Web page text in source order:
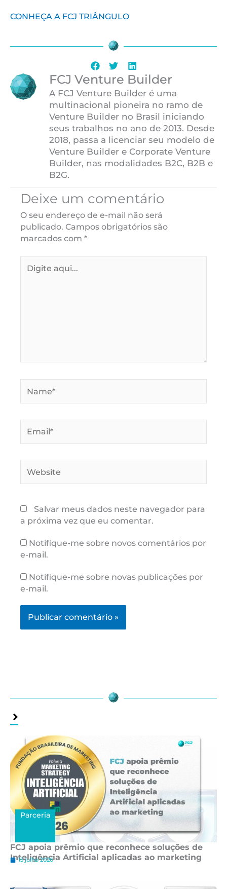
CONHEÇA A FCJ TRIÂNGULO
FCJ Venture Builder
A FCJ Venture Builder é uma
multinacional pioneira no ramo de
Venture Builder no Brasil iniciando
seus trabalhos no ano de 2013. Desde
2018, passa a licenciar seu modelo de
Venture Builder e Corporate Venture
Builder, nas modalidades B2C, B2B e
B2G.
Deixe um comentário
O seu endereço de e-mail não será
publicado. Campos obrigatórios são
marcados com *
aqui...
Salvar meus dados neste navegador para
a próxima vez que eu comentar.
Notifique-me sobre novos comentários por
e-mail.
Notifique-me sobre novas publicações por
e-mail.
Parceria
FCJ apoia prêmio que reconhece soluções de
Inteligência Artificial aplicadas ao marketing
15 julho 2026